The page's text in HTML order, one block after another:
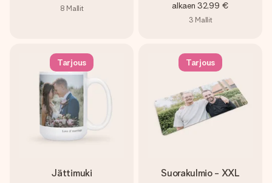
8 Mallit alkaen 32,99 €
3 Mallit
Tarjous
Jättimuki
Tarjous
Suorakulmio - XXL